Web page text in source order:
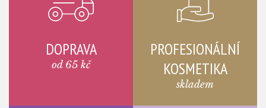
DOPRAVA
od 65 kč
PROFESIONÁLNÍ
KOSMETIKA
skladem